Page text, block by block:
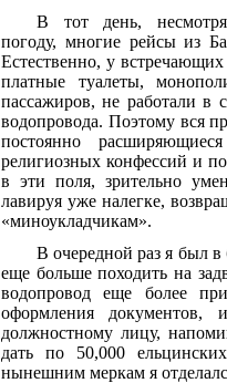
В тот день,
погоду, многие рейсы из
Естественно, у
платные туалеты,
пассажиров, не работали в
водопровода. Поэтому вся
постоянно
религиозных конфессий и
в эти поля, зрительно
лавируя уже налегке,
«миноукладчикам».
В очередной раз я был в
еще больше походить на
водопровод еще более
оформления документов,
должностному лицу,
дать по 50,000
нынешним меркам я